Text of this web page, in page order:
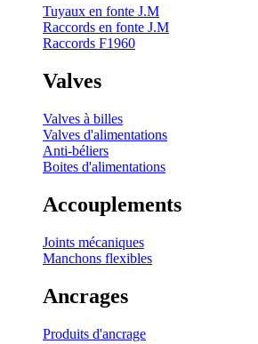
Tuyaux en fonte J.M
Raccords en fonte J.M
Raccords F1960
Valves
Valves à billes
Valves d'alimentations
Anti-béliers
Boites d'alimentations
Accouplements
Joints mécaniques
Manchons flexibles
Ancrages
Produits d'ancrage